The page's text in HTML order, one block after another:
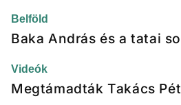
Belföld
Baka András és a tatai
Videók
Megtámadták Takács